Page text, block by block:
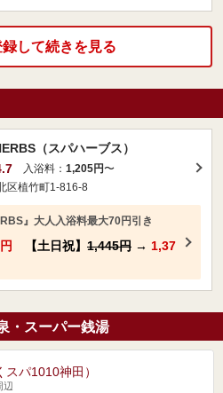
して続きを見る
（スパハーブス）
入浴料： 1,205円〜
区植竹町1-816-8
』大人入浴料最大70円引き
【土日祝】 1,445円 → 1,37
・スーパー銭湯
パ1010神田）
辺